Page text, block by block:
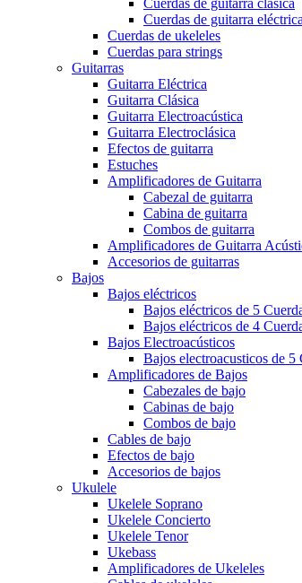
Cuerdas de guitarra eléctrica
Cuerdas de ukeleles
Cuerdas para strings
Guitarras
Guitarra Eléctrica
Guitarra Clásica
Guitarra Electroacústica
Guitarra Electroclásica
Efectos de guitarra
Estuches
Amplificadores de Guitarra
Cabezal de guitarra
Cabina de guitarra
Combos de guitarra
Amplificadores de Guitarra
Accesorios de guitarras
Bajos
Bajos eléctricos
Bajos eléctricos de 5
Bajos eléctricos de 4
Bajos Electroacústicos
Bajos electroacusticos de 5
Amplificadores de Bajos
Cabezales de bajo
Cabinas de bajo
Combos de bajo
Cables de bajo
Efectos de bajo
Accesorios de bajos
Ukulele
Ukelele Soprano
Ukelele Concierto
Ukelele Tenor
Ukebass
Amplificadores de Ukeleles